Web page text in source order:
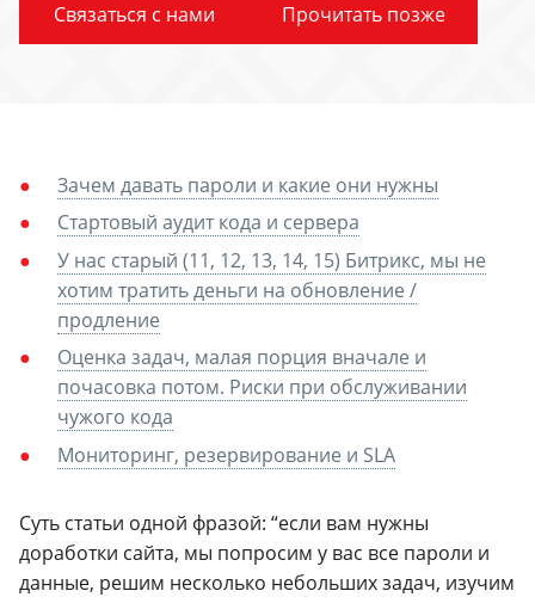
Связаться с нами Прочитать позже
Зачем давать пароли и какие они нужны
Стартовый аудит кода и сервера
У нас старый (11, 12, 13, 14, 15) Битрикс, мы не
хотим тратить деньги на обновление /
продление
Оценка задач, малая порция вначале и
почасовка потом. Риски при обслуживании
чужого кода
Мониторинг, резервирование и SLA
Суть статьи одной фразой: “если вам нужны
доработки сайта, мы попросим у вас все пароли и
данные, решим несколько небольших задач, изучим